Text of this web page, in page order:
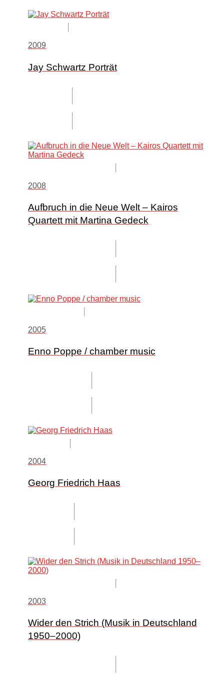
2009
Jay Schwartz Porträt
2008
Aufbruch in die Neue Welt – Kairos
Quartett mit Martina Gedeck
2005
Enno Poppe / chamber music
2004
Georg Friedrich Haas
2003
Wider den Strich (Musik in Deutschland
1950–2000)